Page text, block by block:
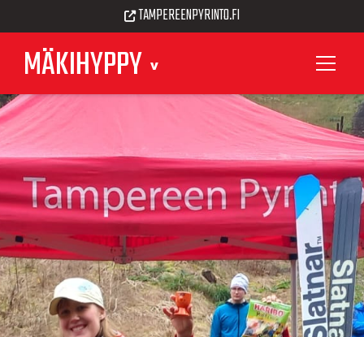
MÄKIHYPPY
TAMPEREENPYRINTO.FI